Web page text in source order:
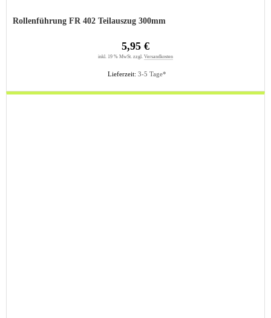
Rollenführung FR 402 Teilauszug 300mm
Lieferzeit: 3-5 Tage*
5,95 €
inkl. 19 % MwSt. zzgl. Versandkosten